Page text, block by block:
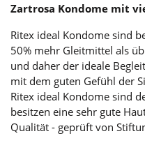
Zartrosa Kondome mit
Ritex ideal Kondome sind
50% mehr Gleitmittel als
und daher der ideale
mit dem guten Gefühl der
Ritex ideal Kondome sind
besitzen eine sehr gute
Qualität - geprüft von